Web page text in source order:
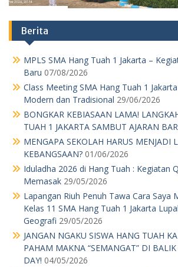
Berita
MPLS SMA Hang Tuah 1 Jakarta –
Baru 07/08/2026
Class Meeting SMA Hang Tuah 1
Modern dan Tradisional 29/06/2026
BONGKAR KEBIASAAN LAMA!
TUAH 1 JAKARTA SAMBUT AJARAN
MENGAPA SEKOLAH HARUS MENJADI
KEBANGSAAN? 01/06/2026
Iduladha 2026 di Hang Tuah : Kegiatan
Memasak 29/05/2026
Lapangan Riuh Penuh Tawa Cara Saya
Kelas 11 SMA Hang Tuah 1 Jakarta
Geografi 29/05/2026
JANGAN NGAKU SISWA HANG TUAH
PAHAM MAKNA “SEMANGAT” DI
DAY! 04/05/2026